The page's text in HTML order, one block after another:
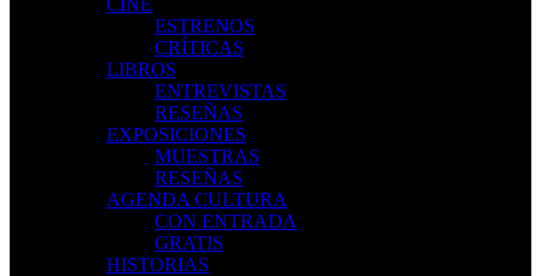
CINE
ESTRENOS
CRÍTICAS
LIBROS
ENTREVISTAS
RESEÑAS
EXPOSICIONES
MUESTRAS
RESEÑAS
AGENDA CULTURA
CON ENTRADA
GRATIS
HISTORIAS